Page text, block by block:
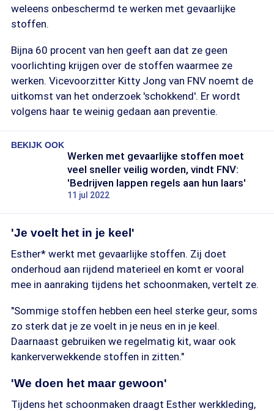
weleens onbeschermd te werken met gevaarlijke
stoffen.
Bijna 60 procent van hen geeft aan dat ze geen
voorlichting krijgen over de stoffen waarmee ze
werken. Vicevoorzitter Kitty Jong van FNV noemt de
uitkomst van het onderzoek 'schokkend'. Er wordt
volgens haar te weinig gedaan aan preventie.
BEKIJK OOK
Werken met gevaarlijke stoffen moet
veel sneller veilig worden, vindt FNV:
'Bedrijven lappen regels aan hun laars'
11 jul 2022
'Je voelt het in je keel'
Esther* werkt met gevaarlijke stoffen. Zij doet
onderhoud aan rijdend materieel en komt er vooral
mee in aanraking tijdens het schoonmaken, vertelt ze.
"Sommige stoffen hebben een heel sterke geur, soms
zo sterk dat je ze voelt in je neus en in je keel.
Daarnaast gebruiken we regelmatig kit, waar ook
kankerverwekkende stoffen in zitten."
'We doen het maar gewoon'
Tijdens het schoonmaken draagt Esther werkkleding,